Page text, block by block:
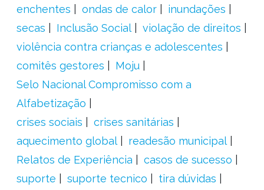
enchentes
ondas de calor
inundações
secas
Inclusão Social
violação de direitos
violência contra crianças e adolescentes
comitês gestores
Moju
Selo Nacional Compromisso com a
Alfabetização
crises sociais
crises sanitárias
aquecimento global
readesão municipal
Relatos de Experiência
casos de sucesso
suporte
suporte tecnico
tira dúvidas